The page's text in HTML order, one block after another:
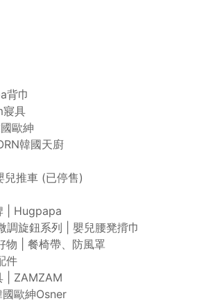
背巾
寢具
歐紳
韓國天廚
兒推車 (已停售)
| Hugpapa
調旋鈕系列 | 嬰兒腰凳揹巾
物 | 餐椅帶、防風罩
件
| ZAMZAM
歐紳Osner